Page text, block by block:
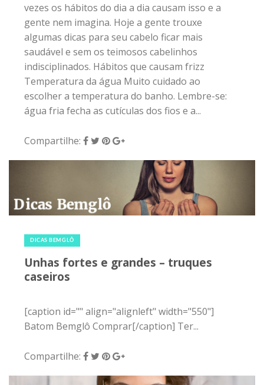
vezes os hábitos do dia a dia causam isso e a
gente nem imagina. Hoje a gente trouxe
algumas dicas para seu cabelo ficar mais
saudável e sem os teimosos cabelinhos
indisciplinados. Hábitos que causam frizz
Temperatura da água Muito cuidado ao
escolher a temperatura do banho. Lembre-se:
água fria fecha as cutículas dos fios e a...
Compartilhe:
DICAS BEMGLÔ
Unhas fortes e grandes – truques
caseiros
[caption id="" align="alignleft" width="550"]
Batom Bemglô Comprar[/caption] Ter...
Compartilhe: